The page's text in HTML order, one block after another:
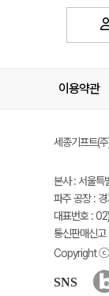
이용약관
세종기프트(
본사 : 서울
파주 공장 :
대표번호 :
통신판매신
Copyright ⓒ
SNS